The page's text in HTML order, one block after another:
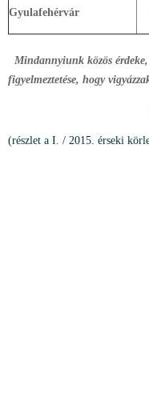
Gyulafehérvár
Mindannyiunk közös
figyelmeztetése, hogy
(1 Kor
(részlet a I. / 2015. érseki